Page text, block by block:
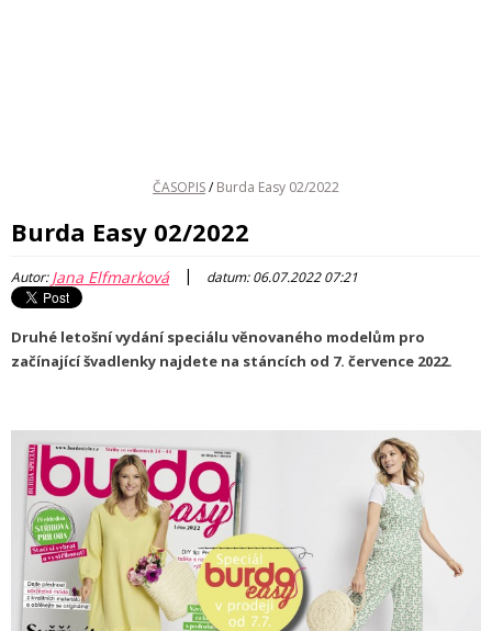
ČASOPIS/ Burda Easy 02/2022
Burda Easy 02/2022
Autor:Jana Elfmarková | datum: 06.07.2022 07:21
Druhé letošní vydání speciálu věnovaného modelům pro
začínající švadlenky najdete na stáncích od 7. července 2022.